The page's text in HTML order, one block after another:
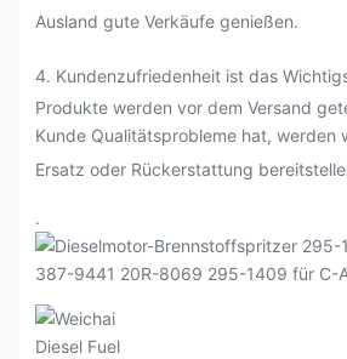
Ausland gute Verkäufe genießen.
4. Kundenzufriedenheit ist das
Produkte werden vor dem Versand
Kunde Qualitätsprobleme hat, werden
Ersatz oder Rückerstattung
.